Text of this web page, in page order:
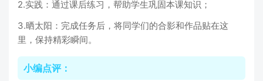
2.实践：通过课后练习，帮助学生巩固本课知识；
3.晒太阳：完成任务后，将同学们的合影和作品贴在这
里，保持精彩瞬间。
小编点评：